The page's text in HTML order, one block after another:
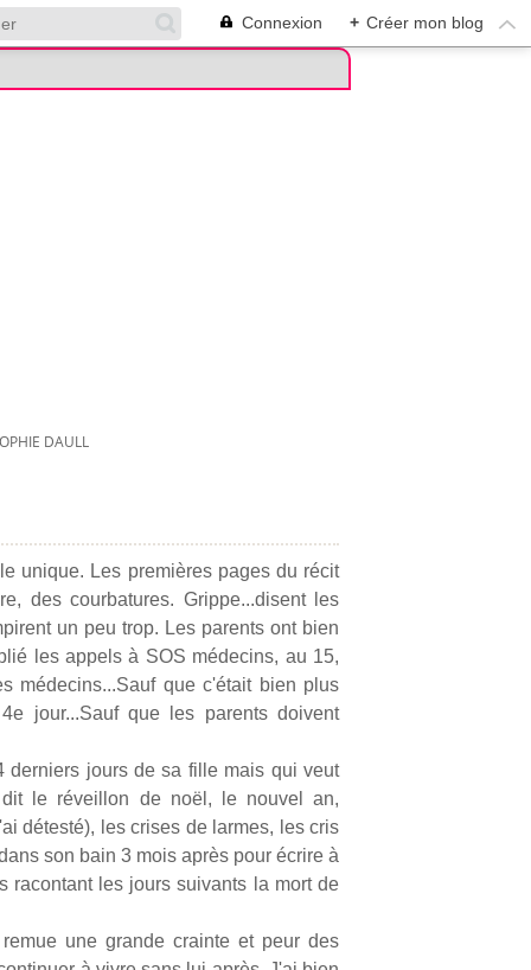
Connexion + Créer mon blog
DAULL
unique. Les premières pages du récit
des courbatures. Grippe...disent les
un peu trop. Les parents ont bien
les appels à SOS médecins, au 15,
médecins...Sauf que c'était bien plus
jour...Sauf que les parents doivent
jours de sa fille mais qui veut
le réveillon de noël, le nouvel an,
détesté), les crises de larmes, les cris
son bain 3 mois après pour écrire à
racontant les jours suivants la mort de
une grande crainte et peur des